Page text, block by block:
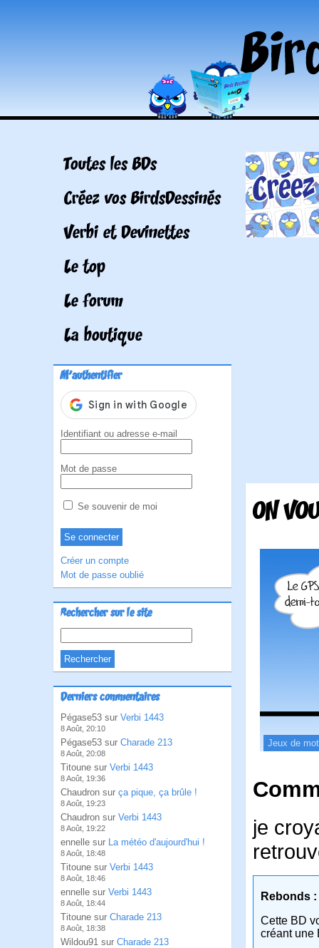
Toutes les BDs
Créez vos BirdsDessinés
Verbi et Devinettes
Le top
Le forum
La boutique
M'authentifier
Identifiant ou adresse e-mail
Mot de passe
Se souvenir de moi
Créer un compte
Mot de passe oublié
Rechercher sur le site
Derniers commentaires
Pégase53 sur Verbi 1443
8 Août, 20:10
Pégase53 sur Charade 213
8 Août, 20:08
Titoune sur Verbi 1443
8 Août, 19:36
Chaudron sur ça pique, ça brûle !
8 Août, 19:23
Chaudron sur Verbi 1443
8 Août, 19:22
ennelle sur La météo d'aujourd'hui !
8 Août, 18:48
Titoune sur Verbi 1443
8 Août, 18:46
ennelle sur Verbi 1443
8 Août, 18:44
Titoune sur Charade 213
8 Août, 18:38
Wildou91 sur Charade 213
ON
Jeux de
je
Rebonds :
Cette BD
créant une